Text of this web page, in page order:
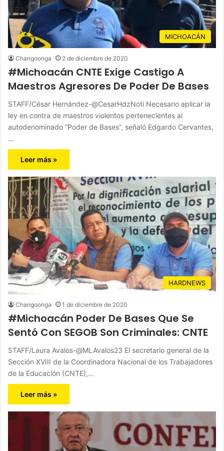
MICHOACÁN
Changoonga 2 de diciembre de 2020
#Michoacán CNTE Exige Castigo A
Maestros Agresores De Poder De Bases
STAFF/César Hernández-@CesarHdzNoti Necesario aplicar la
ley en contra de maestros violentos pertenecientes al
autodenominado “Poder de Bases”, señaló Edgardo Cervantes,
…
Leer más »
HARDNEWS
Changoonga 1 de diciembre de 2020
#Michoacán Poder De Bases Que Se
Sentó Con SEGOB Son Criminales: CNTE
STAFF/Laura Avalos-@MLAvalos23 El secretario general de la
Sección XVIII de la Coordinadora Nacional de los Trabajadores
de la Educación (CNTE),…
Leer más »